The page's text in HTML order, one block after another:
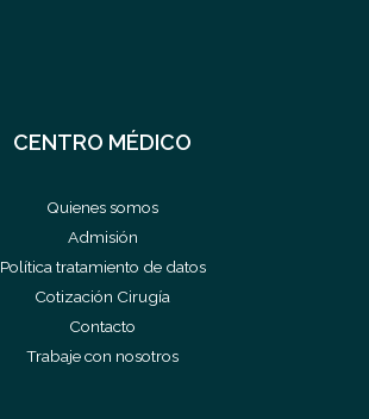
CENTRO MÉDICO
Quienes somos
Admisión
Política tratamiento de datos
Cotización Cirugía
Contacto
Trabaje con nosotros